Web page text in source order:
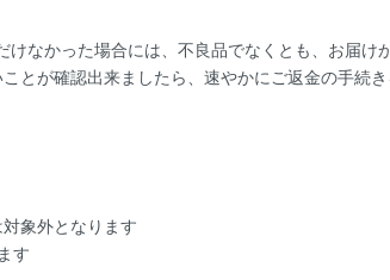
なかった場合には、不良品でなくとも、お届
が確認出来ましたら、速やかにご返金の手続
象外となります
す